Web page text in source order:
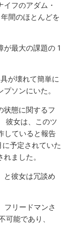
フのアダム・
間のほとんどを
最大の課題の 1
が壊れて簡単に
ソンにいた。
状態に関するフ
彼女は、このツ
していると報告
予定されていた
ました。
と彼女は冗談め
フリードマンさ
可能であり、